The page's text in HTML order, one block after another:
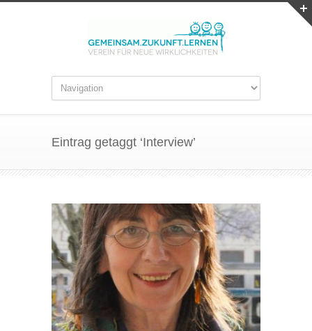
Eintrag getaggt ‘Interview’